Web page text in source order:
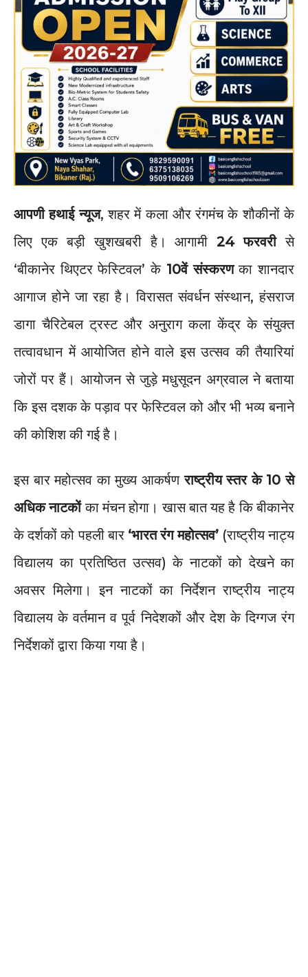
आपणी हथाई न्यूज, शहर में कला और रंगमंच के शौकीनों के
लिए एक बड़ी खुशखबरी है। आगामी24 फरवरीसे
‘बीकानेर थिएटर फेस्टिवल’ के 10वें संस्करणका शानदार
आगाज होने जा रहा है। विरासत संवर्धन संस्थान, हंसराज
डागा चैरिटेबल ट्रस्ट और अनुराग कला केंद्र के संयुक्त
तत्वावधान में आयोजित होने वाले इस उत्सव की तैयारियां
जोरों पर हैं। आयोजन से जुड़े मधुसूदन अग्रवाल ने बताया
कि इस दशक के पड़ाव पर फेस्टिवल को और भी भव्य बनाने
की कोशिश की गई है।
​इस बार महोत्सव का मुख्य आकर्षणराष्ट्रीय स्तर के 10 से
अधिक नाटकोंका मंचन होगा। खास बात यह है कि बीकानेर
के दर्शकों को पहली बार ‘भारत रंग महोत्सव’(राष्ट्रीय नाट्य
विद्यालय का प्रतिष्ठित उत्सव) के नाटकों को देखने का
अवसर मिलेगा। इन नाटकों का निर्देशन राष्ट्रीय नाट्य
विद्यालय के वर्तमान व पूर्व निदेशकों और देश के दिग्गज रंग
निर्देशकों द्वारा किया गया है।